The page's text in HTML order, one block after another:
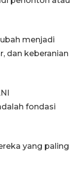
menjadi
dan keberanian
fondasi
yang paling